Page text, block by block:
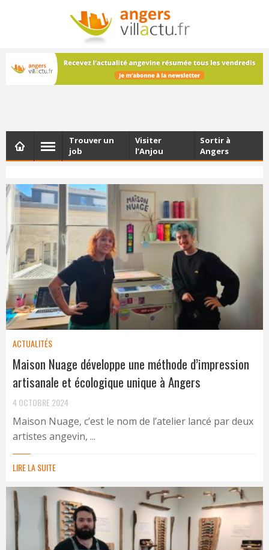
NEWSLETTER
Les dernières actualités d'Angers, chaque vendredi dans
votre boîte e-mail
Trouver un
job
Visiter
l’Anjou
Sortir à
Angers
ACTUALITÉS
Maison Nuage développe une méthode d’impression
artisanale et écologique unique à Angers
4 OCTOBRE 2024
Maison Nuage, c’est le nom de l’atelier lancé par deux
artistes angevin, ...
LIRE LA SUITE